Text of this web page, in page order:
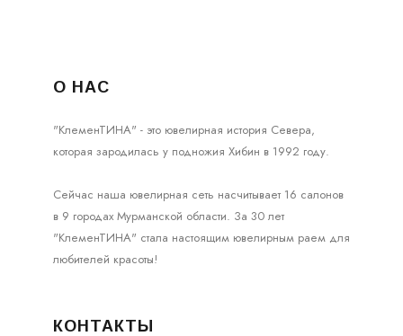
О НАС
"КлеменТИНА" - это ювелирная история Севера,
которая зародилась у подножия Хибин в 1992 году.
Сейчас наша ювелирная сеть насчитывает 16 салонов
в 9 городах Мурманской области. За 30 лет
"КлеменТИНА" стала настоящим ювелирным раем для
любителей красоты!
КОНТАКТЫ